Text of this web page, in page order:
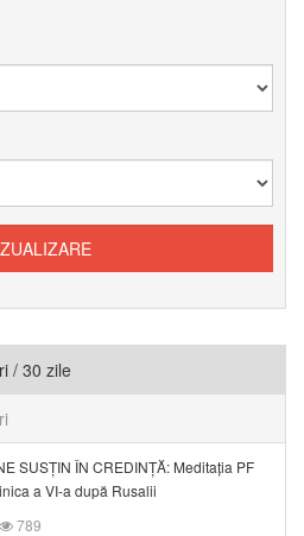
/ 30 zile
SUSȚIN ÎN CREDINȚĂ: Meditația PF
a VI-a după Rusalii
789